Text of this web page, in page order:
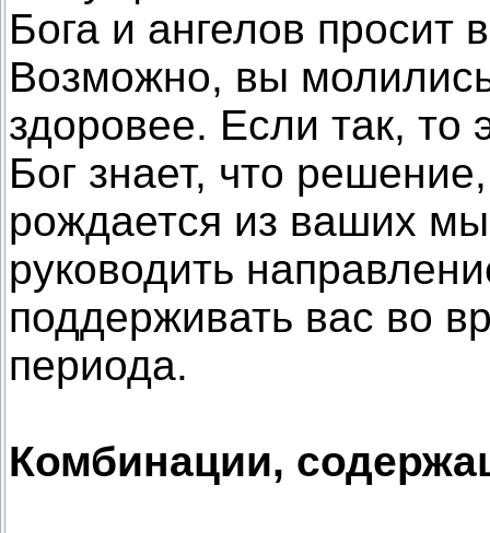
Бога и ангелов
Возможно, вы
здоровее. Если так, то
Бог знает, что
рождается из ваших
руководить
поддерживать вас во
периода.
Комбинации,